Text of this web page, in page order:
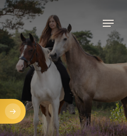
Menu
Close
Menu